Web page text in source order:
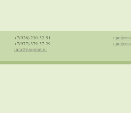
+7(926) 230-32-51
+7(977) 379-37-29
info@proprint.ru